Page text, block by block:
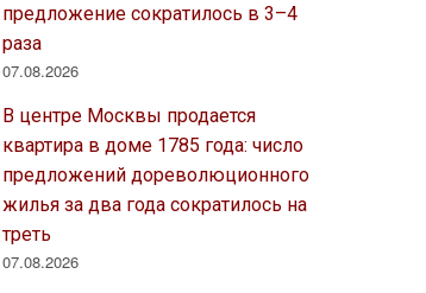
предложение сократилось в 3–4
раза
07.08.2026
В центре Москвы продается
квартира в доме 1785 года: число
предложений дореволюционного
жилья за два года сократилось на
треть
07.08.2026